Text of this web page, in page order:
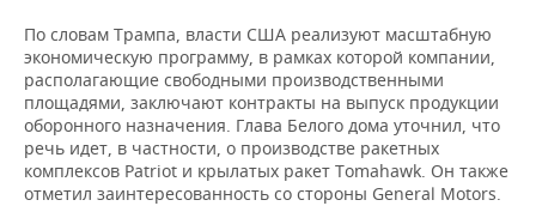
ФИГУРНОЕ КАТАНИЕ
ВОДНЫЕ ВИДЫ СПОРТА
ХОККЕЙ С МЯЧОМ
МЕДИЦИНА
ОБРАЗОВАНИЕ
ПРОИСШЕСТВИЯ
По словам Трампа, власти США реализуют масштабную
экономическую программу, в рамках которой компании,
располагающие свободными производственными
площадями, заключают контракты на выпуск продукции
оборонного назначения. Глава Белого дома уточнил, что
речь идет, в частности, о производстве ракетных
комплексов Patriot и крылатых ракет Tomahawk. Он также
отметил заинтересованность со стороны General Motors.